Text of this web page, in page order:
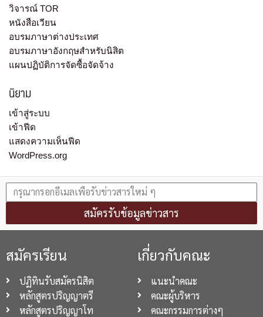
วิจารณ์ TOR
หนังสือเวียน
อบรมภาษาต่างประเทศ
อบรมภาษาอังกฤษสำหรับนิสิต
แผนปฏิบัติการจัดซื้อจัดจ้าง
นิยาม
เข้าสู่ระบบ
เข้าฟีด
แสดงความเห็นฟีด
WordPress.org
สมัครรับข้อมูลข่าวสาร
สมัครเรียน
ปฏิทินรับสมัครนิสิต
หลักสูตรปริญญาตรี
หลักสูตรปริญญาโท
เกี่ยวกับคณะ
แนะนำคณะ
คณะผู้บริหาร
คณะกรรมการต่างๆ